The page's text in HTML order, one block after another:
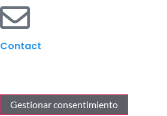
Contact
Gestionar consentimiento